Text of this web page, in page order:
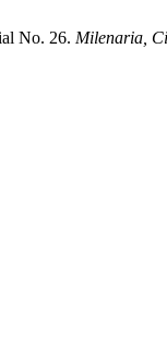
No. 26. Milenaria,